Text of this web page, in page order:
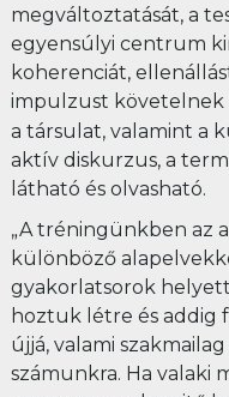
megváltoztatását, a
egyensúlyi centrum
koherenciát,
impulzust követelnek
a társulat, valamint a
aktív diskurzus, a
látható és olvasható.
„A tréningünkben az
különböző
gyakorlatsorok
hoztuk létre és addig
újjá, valami
számunkra. Ha valaki